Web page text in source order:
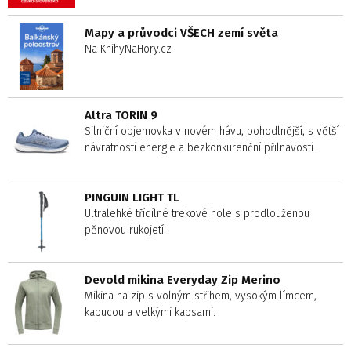
Mapy a průvodci VŠECH zemí světa
Na KnihyNaHory.cz
Altra TORIN 9
Silniční objemovka v novém hávu, pohodlnější, s větší
návratností energie a bezkonkurenční přilnavostí.
PINGUIN LIGHT TL
Ultralehké třídílné trekové hole s prodlouženou
pěnovou rukojetí.
Devold mikina Everyday Zip Merino
Mikina na zip s volným střihem, vysokým límcem,
kapucou a velkými kapsami.